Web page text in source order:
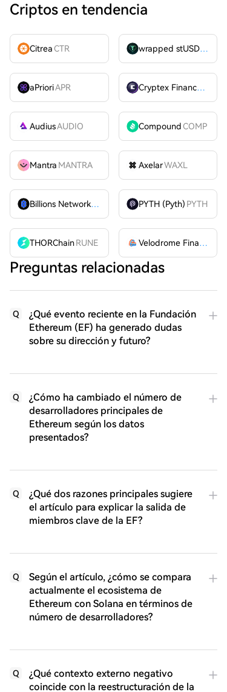
Criptos en tendencia
CitreaCTR wrapped stUSDT
aPrioriAPR Cryptex FinanceCTX
AudiusAUDIO CompoundCOMP
Mantra MANTRA AxelarWAXL
Billions Network
BILL PYTH (Pyth) PYTH
THORChainRUNE Velodrome Finance
Preguntas relacionadas
Q
¿Qué evento reciente en la Fundación
Ethereum (EF) ha generado dudas
sobre su dirección y futuro?
Q
¿Cómo ha cambiado el número de
desarrolladores principales de
Ethereum según los datos
presentados?
Q
¿Qué dos razones principales sugiere
el artículo para explicar la salida de
miembros clave de la EF?
Q
Según el artículo, ¿cómo se compara
actualmente el ecosistema de
Ethereum con Solana en términos de
número de desarrolladores?
Q
¿Qué contexto externo negativo
coincide con la reestructuración de la